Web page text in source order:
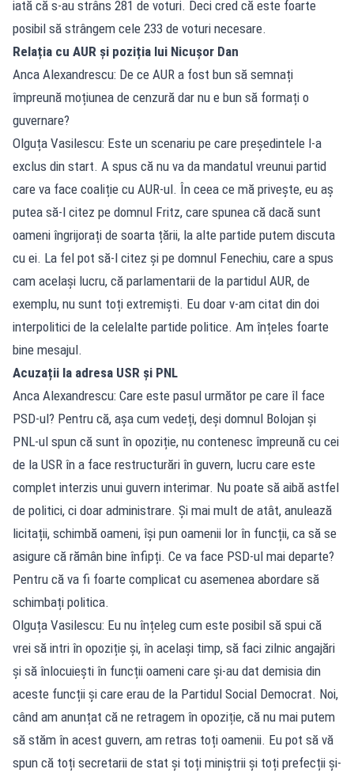
iată că s-au strâns 281 de voturi. Deci cred că este foarte
posibil să strângem cele 233 de voturi necesare.
Relația cu AUR și poziția lui Nicușor Dan
Anca Alexandrescu: De ce AUR a fost bun să semnați
împreună moțiunea de cenzură dar nu e bun să formați o
guvernare?
Olguța Vasilescu: Este un scenariu pe care președintele l-a
exclus din start. A spus că nu va da mandatul vreunui partid
care va face coaliție cu AUR-ul. În ceea ce mă privește, eu aș
putea să-l citez pe domnul Fritz, care spunea că dacă sunt
oameni îngrijorați de soarta țării, la alte partide putem discuta
cu ei. La fel pot să-l citez și pe domnul Fenechiu, care a spus
cam același lucru, că parlamentarii de la partidul AUR, de
exemplu, nu sunt toți extremiști. Eu doar v-am citat din doi
interpolitici de la celelalte partide politice. Am înțeles foarte
bine mesajul.
Acuzații la adresa USR și PNL
Anca Alexandrescu: Care este pasul următor pe care îl face
PSD-ul? Pentru că, așa cum vedeți, deși domnul Bolojan și
PNL-ul spun că sunt în opoziție, nu contenesc împreună cu cei
de la USR în a face restructurări în guvern, lucru care este
complet interzis unui guvern interimar. Nu poate să aibă astfel
de politici, ci doar administrare. Și mai mult de atât, anulează
licitații, schimbă oameni, își pun oamenii lor în funcții, ca să se
asigure că rămân bine înfipți. Ce va face PSD-ul mai departe?
Pentru că va fi foarte complicat cu asemenea abordare să
schimbați politica.
Olguța Vasilescu: Eu nu înțeleg cum este posibil să spui că
vrei să intri în opoziție și, în același timp, să faci zilnic angajări
și să înlocuiești în funcții oameni care și-au dat demisia din
aceste funcții și care erau de la Partidul Social Democrat. Noi,
când am anunțat că ne retragem în opoziție, că nu mai putem
să stăm în acest guvern, am retras toți oamenii. Eu pot să vă
spun că toți secretarii de stat și toți miniștrii și toți prefecții și-